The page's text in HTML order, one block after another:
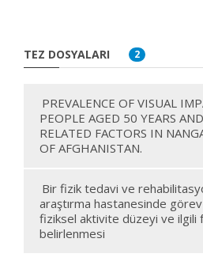
TEZ DOSYALARI 2
PREVALENCE OF VISUAL
PEOPLE AGED 50 YEARS
RELATED FACTORS IN
OF AFGHANISTAN.
Bir fizik tedavi ve
araştırma hastanesinde
fiziksel aktivite düzeyi ve ilgili
belirlenmesi